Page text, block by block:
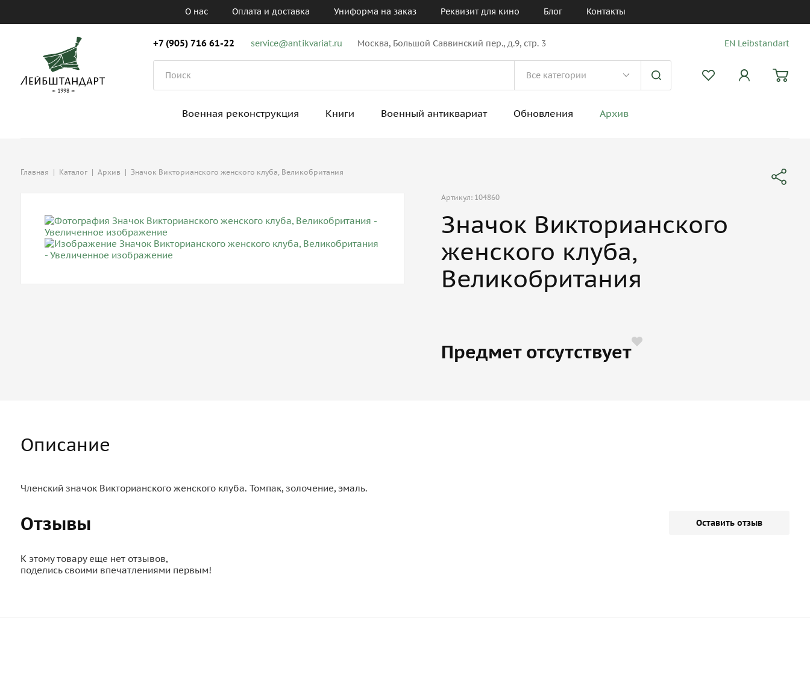
О нас Оплата и доставка Униформа на заказ Реквизит для кино Блог Контакты
+7 (905) 716 61-22 service@antikvariat.ru Москва, Большой Саввинский пер., д.9, стр. 3 EN Leibstandart
Военная реконструкция Книги Военный антиквариат Обновления Архив
Главная | Каталог | Архив | Значок Викторианского женского клуба, Великобритания
Артикул: 104860
Значок Викторианского
женского клуба,
Великобритания
Предмет отсутствует
Описание
Членский значок Викторианского женского клуба. Томпак, золочение, эмаль.
Отзывы Оставить отзыв
К этому товару еще нет отзывов,
поделись своими впечатлениями первым!